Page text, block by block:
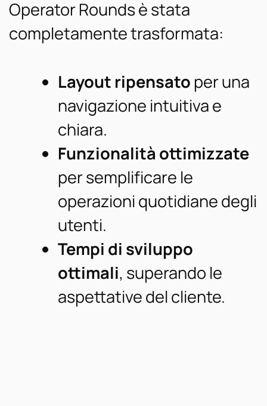
Operator Rounds è stata
completamente trasformata:
Layout ripensatoper una
navigazione intuitiva e
chiara.
Funzionalità ottimizzate
per semplificare le
operazioni quotidiane degli
utenti.
Tempi di sviluppo
ottimali, superando le
aspettative del cliente.